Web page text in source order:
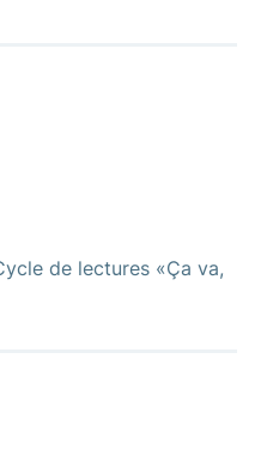
de lectures «Ça va,